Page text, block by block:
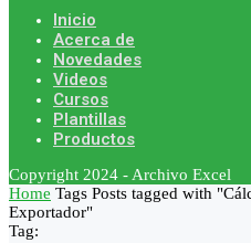
Inicio
Acerca de
Novedades
Videos
Cursos
Plantillas
Productos
Copyright 2024 - Archivo Excel
Home Tags Posts tagged with
Exportador"
Tag: